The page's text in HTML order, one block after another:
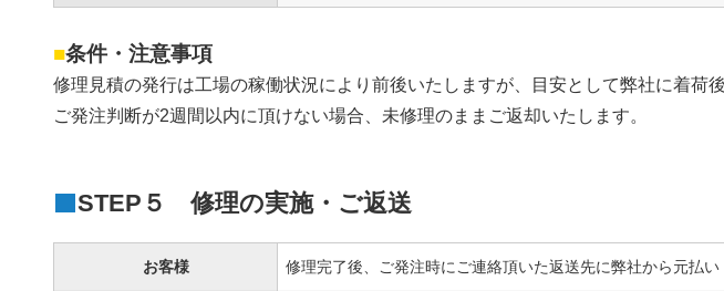
■条件・注意事項
修理見積の発行は工場の稼働状況により前後いたしますが、目安として弊社に着荷
ご発注判断が2週間以内に頂けない場合、未修理のままご返却いたします。
STEP５ 修理の実施・ご返送
お客様 修理完了後、ご発注時にご連絡頂いた返送先に弊社から元払